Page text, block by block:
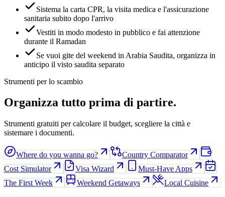
Sistema la carta CPR, la visita medica e l'assicurazione
sanitaria subito dopo l'arrivo
Vestiti in modo modesto in pubblico e fai attenzione
durante il Ramadan
Se vuoi gite del weekend in Arabia Saudita, organizza in
anticipo il visto saudita separato
Strumenti per lo scambio
Organizza tutto prima di partire.
Strumenti gratuiti per calcolare il budget, scegliere la città e
sistemare i documenti.
Where do you wanna go?
Country Comparator
Cost Simulator
Visa Wizard
Must-Have Apps
The First Week
Weekend Getaways Local Cuisine